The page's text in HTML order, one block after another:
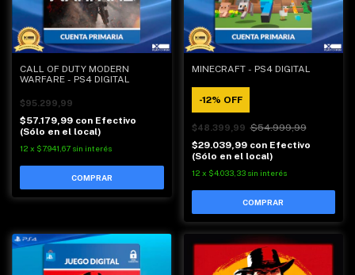
CALL OF DUTY MODERN
WARFARE - PS4 DIGITAL
$95.299,99
$57.179,99 con Efectivo
(Sólo en el local)
12 x $7.941,67 sin interés
MINECRAFT - PS4 DIGITAL
-12% OFF
$48.399,99 $54.999,99
$29.039,99 con Efectivo
(Sólo en el local)
12 x $4.033,33 sin interés